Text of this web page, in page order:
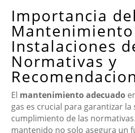
Importancia del
Instalaciones
Normativas y
El mantenimiento adecuado
gas es crucial para garantizar la
cumplimiento de las
mantenido no solo asegura un